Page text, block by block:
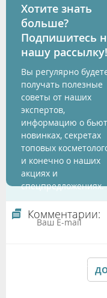
Хотите знать
больше?
Подпишитесь
нашу рассылку!
Вы регулярно
получать полезные
советы от наших
экспертов,
информацию о
новинках, секретах
топовых
и конечно о наших
акциях и
спецпредложениях.
Подтверждая
Политикой
Комментарии: